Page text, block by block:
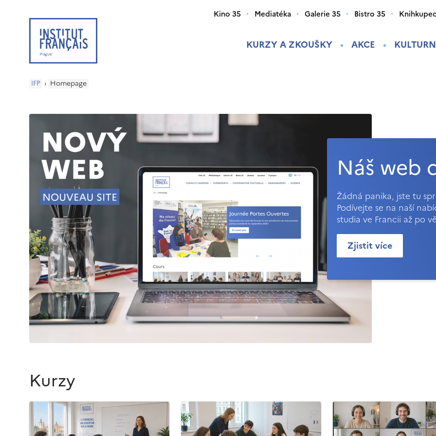
KURZY A ZKOUŠKY AKCE
Kino 35 Mediatéka Galerie 35 Bistro 35
IFP › Homepage
Náš web
Žádná panika, jste tu
Podívejte se na naší
studia ve Francii až po
Zjistit více
Kurzy